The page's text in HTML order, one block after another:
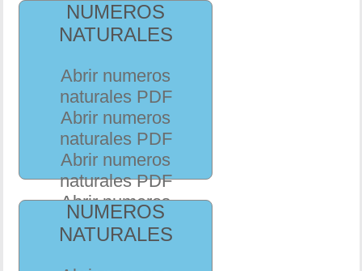
NUMEROS
NATURALES
Abrir numeros
naturales PDF
Abrir numeros
naturales PDF
Abrir numeros
naturales PDF
Abrir numeros
naturales PDF
Abrir numeros
naturales PDF
NUMEROS
NATURALES